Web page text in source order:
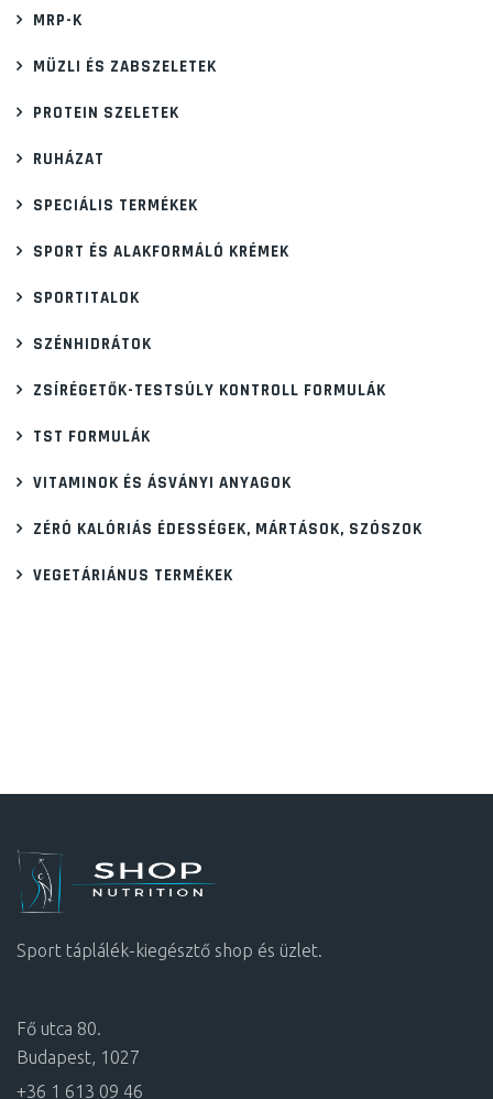
MRP-K
MÜZLI ÉS ZABSZELETEK
PROTEIN SZELETEK
RUHÁZAT
SPECIÁLIS TERMÉKEK
SPORT ÉS ALAKFORMÁLÓ KRÉMEK
SPORTITALOK
SZÉNHIDRÁTOK
ZSÍRÉGETŐK-TESTSÚLY KONTROLL FORMULÁK
TST FORMULÁK
VITAMINOK ÉS ÁSVÁNYI ANYAGOK
ZÉRÓ KALÓRIÁS ÉDESSÉGEK, MÁRTÁSOK, SZÓSZOK
VEGETÁRIÁNUS TERMÉKEK
Sport táplálék-kiegésztő shop és üzlet.
Fő utca 80.
Budapest, 1027
+36 1 613 09 46